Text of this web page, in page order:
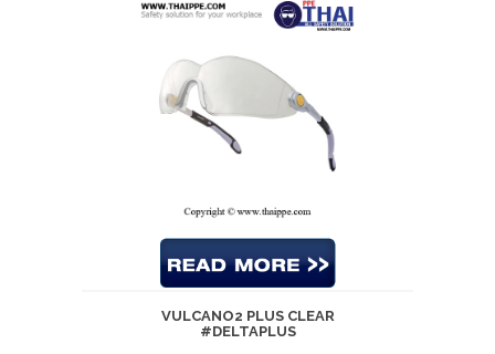
VULCANO2 PLUS CLEAR
#DELTAPLUS